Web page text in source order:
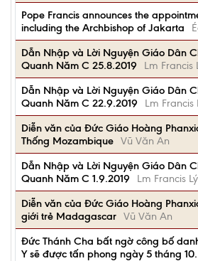
Pope Francis announces the
including the Archbishop of Jakarta
Dẫn Nhập và Lời Nguyện Giáo Dân
Quanh Năm C 25.8.2019
Lm Francis
Dẫn Nhập và Lời Nguyện Giáo Dân
Quanh Năm C 22.9.2019
Lm Francis
Diễn văn của Đức Giáo Hoàng
Thống Mozambique Vũ Văn An
Dẫn Nhập và Lời Nguyện Giáo Dân
Quanh Năm C 1.9.2019
Lm Francis
Diễn văn của Đức Giáo Hoàng
giới trẻ Madagascar Vũ Văn An
Đức Thánh Cha bất ngờ công bố
Y sẽ được tấn phong ngày 5 tháng 10.